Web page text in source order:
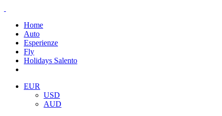
Home
Auto
Esperienze
Fly
Holidays Salento
EUR
USD
AUD